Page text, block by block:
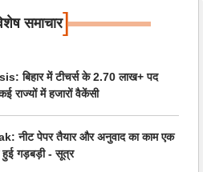
समाचार]
बिहार में टीचर्स के 2.70 लाख+ पद
राज्यों में हजारों वैकेंसी
नीट पेपर तैयार और अनुवाद का काम एक
हुई गड़बड़ी - सूत्र